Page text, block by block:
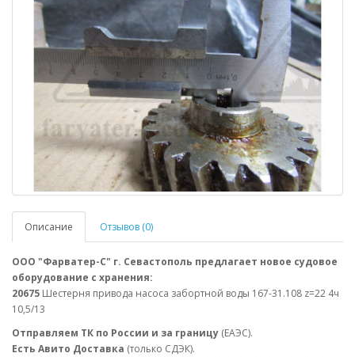
Описание Отзывов (0)
ООО "Фарватер-С" г. Севастополь предлагает новое судовое
оборудование с хранения:
20675 Шестерня привода насоса забортной воды 167-31.108 z=22 4ч
10,5/13
Отправляем ТК по России и за границу (ЕАЭС).
Есть Авито Доставка (только СДЭК).